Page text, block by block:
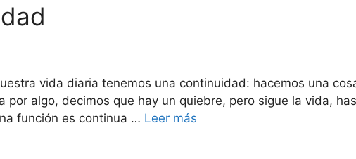
vida diaria tenemos una continuidad: hacemos una
por algo, decimos que hay un quiebre, pero sigue la vida,
función es continua … Leer más